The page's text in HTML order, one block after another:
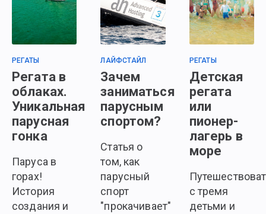
РЕГАТЫ
Регата в
облаках.
Уникальная
парусная
гонка
Паруса в
горах!
История
создания и
ЛАЙФСТАЙЛ
Зачем
заниматься
парусным
спортом?
Статья о
том, как
парусный
спорт
"прокачивает"
РЕГАТЫ
Детская
регата
или
пионер-
лагерь в
море
с тремя
детьми и